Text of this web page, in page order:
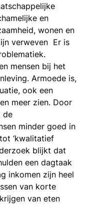
en
wonen en
verweven Er is
mensen bij het
Armoede is,
ook een
meer zien. Door
de
minder goed in
‘kwalitatief
blijkt dat
een dagtaak
inkomen zijn heel
van korte
van eten